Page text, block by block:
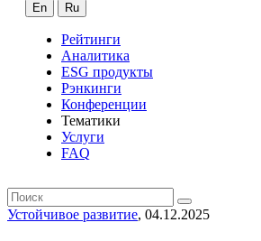
En Ru
Рейтинги
Аналитика
ESG продукты
Рэнкинги
Конференции
Тематики
Услуги
FAQ
Устойчивое развитие, 04.12.2025